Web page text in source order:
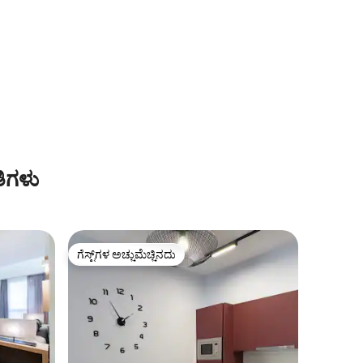
ಗೆಸ್ಟ್‌ಗಳ ಅಚ್ಚುಮೆಚ್ಚಿನದು
ಗೆಸ್ಟ್‌ಗಳ ಅಚ್ಚುಮೆಚ್ಚಿನದು